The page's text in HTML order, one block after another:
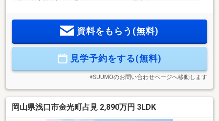
ポート「すまいーだPLUS」（2024年分譲戸建て販売棟数約
40.000棟）■ヤマダの新築購入安心サポート・気になる近隣、
ローン事務代行手数料など不要♪・購入後の給付金，助成金の
無料サポート♪
資料をもらう(無料)
見学予約をする(無料)
※SUUMOのお問い合わせページへ移動します
岡山県浅口市金光町占見 2,890万円 3LDK